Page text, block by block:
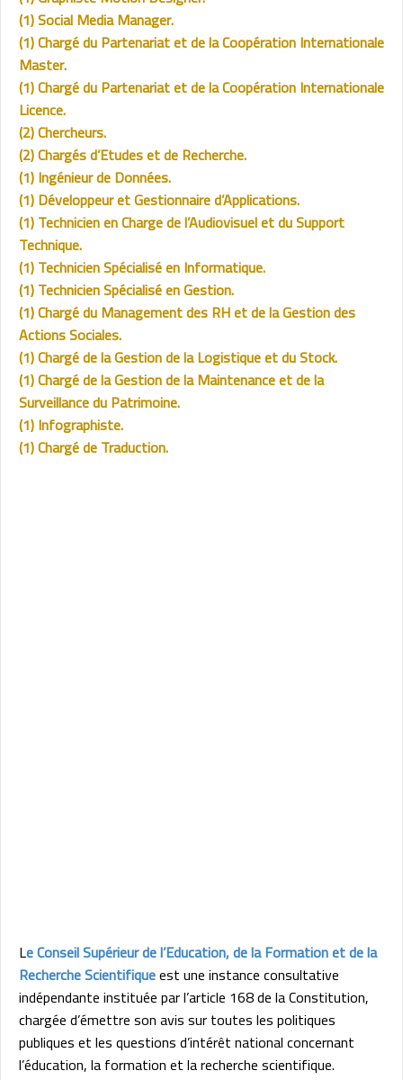
(1) Social Media Manager.
(1) Chargé du Partenariat et de la Coopération Internationale
Master.
(1) Chargé du Partenariat et de la Coopération Internationale
Licence.
(2) Chercheurs.
(2) Chargés d’Etudes et de Recherche.
(1) Ingénieur de Données.
(1) Développeur et Gestionnaire d’Applications.
(1) Technicien en Charge de l’Audiovisuel et du Support
Technique.
(1) Technicien Spécialisé en Informatique.
(1) Technicien Spécialisé en Gestion.
(1) Chargé du Management des RH et de la Gestion des
Actions Sociales.
(1) Chargé de la Gestion de la Logistique et du Stock.
(1) Chargé de la Gestion de la Maintenance et de la
Surveillance du Patrimoine.
(1) Infographiste.
(1) Chargé de Traduction.
Le Conseil Supérieur de l’Education, de la Formation et de la
Recherche Scientifiqueest une instance consultative
indépendante instituée par l’article 168 de la Constitution,
chargée d’émettre son avis sur toutes les politiques
publiques et les questions d’intérêt national concernant
l’éducation, la formation et la recherche scientifique.